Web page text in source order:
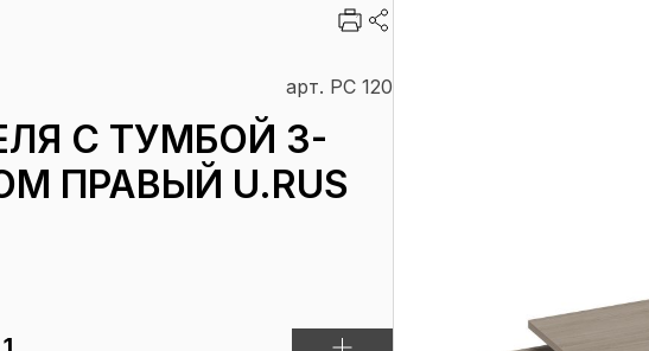
арт. РС 120
С ТУМБОЙ 3-
ПРАВЫЙ U.RUS